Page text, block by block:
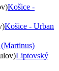
Košice -
Košice - Urban
Liptovský